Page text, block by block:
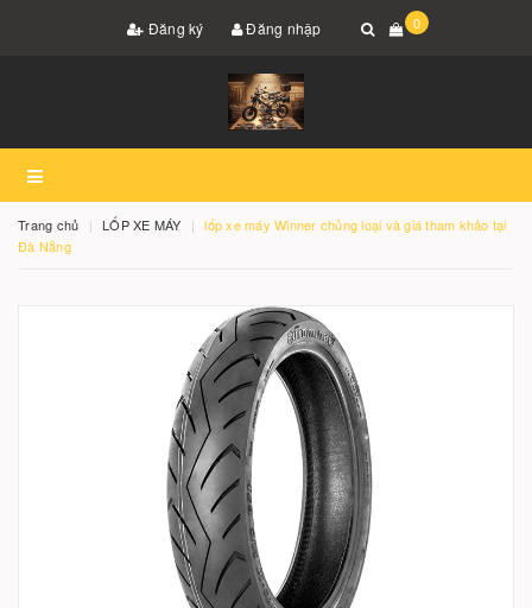
Đăng ký Đăng nhập 0
Trang chủ LỐP XE MÁY
lốp xe máy Winner chủng loại và giá tham khảo tại
Đà Nẵng